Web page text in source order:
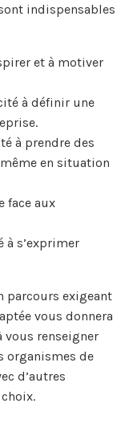
indispensables
et à motiver
à définir une
à prendre des
en situation
face aux
à s’exprimer
parcours exigeant
vous donnera
vous renseigner
organismes de
d’autres